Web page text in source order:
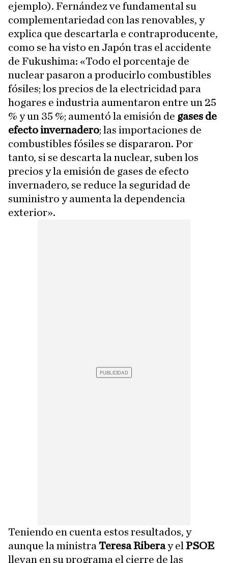
ejemplo). Fernández ve fundamental su
complementariedad con las renovables, y
explica que descartarla e contraproducente,
como se ha visto en Japón tras el accidente
de Fukushima: «Todo el porcentaje de
nuclear pasaron a producirlo combustibles
fósiles; los precios de la electricidad para
hogares e industria aumentaron entre un 25
% y un 35 %; aumentó la emisión de gases de
efecto invernadero; las importaciones de
combustibles fósiles se dispararon. Por
tanto, si se descarta la nuclear, suben los
precios y la emisión de gases de efecto
invernadero, se reduce la seguridad de
suministro y aumenta la dependencia
exterior».
Teniendo en cuenta estos resultados, y
aunque la ministra Teresa Riberay el PSOE
llevan en su programa el cierre de las